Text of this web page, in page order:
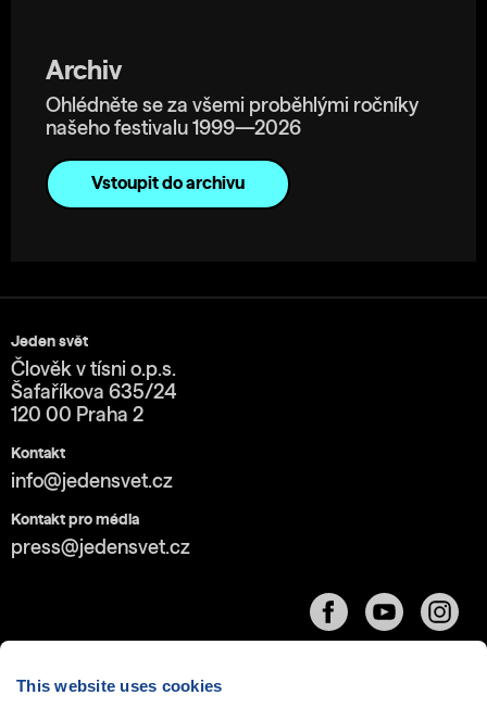
This website uses cookies
Archiv
Ohlédněte se za všemi proběhlými ročníky
našeho festivalu 1999—2026
Vstoupit do archivu
Jeden svět
Člověk v tísni o.p.s.
Šafaříkova 635/24
120 00 Praha 2
Kontakt
info@jedensvet.cz
Kontakt pro média
press@jedensvet.cz